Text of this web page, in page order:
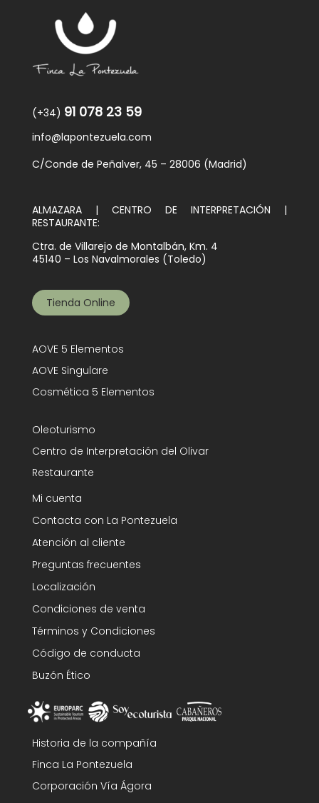
(+34) 91 078 23 59
info@lapontezuela.com
C/Conde de Peñalver, 45 – 28006 (Madrid)
ALMAZARA | CENTRO DE INTERPRETACIÓN |
RESTAURANTE:
Ctra. de Villarejo de Montalbán, Km. 4
45140 – Los Navalmorales (Toledo)
Tienda Online
AOVE 5 Elementos
AOVE Singulare
Cosmética 5 Elementos
Oleoturismo
Centro de Interpretación del Olivar
Restaurante
Mi cuenta
Contacta con La Pontezuela
Atención al cliente
Preguntas frecuentes
Localización
Condiciones de venta
Términos y Condiciones
Código de conducta
Buzón Ético
Historia de la compañía
Finca La Pontezuela
Corporación Vía Ágora